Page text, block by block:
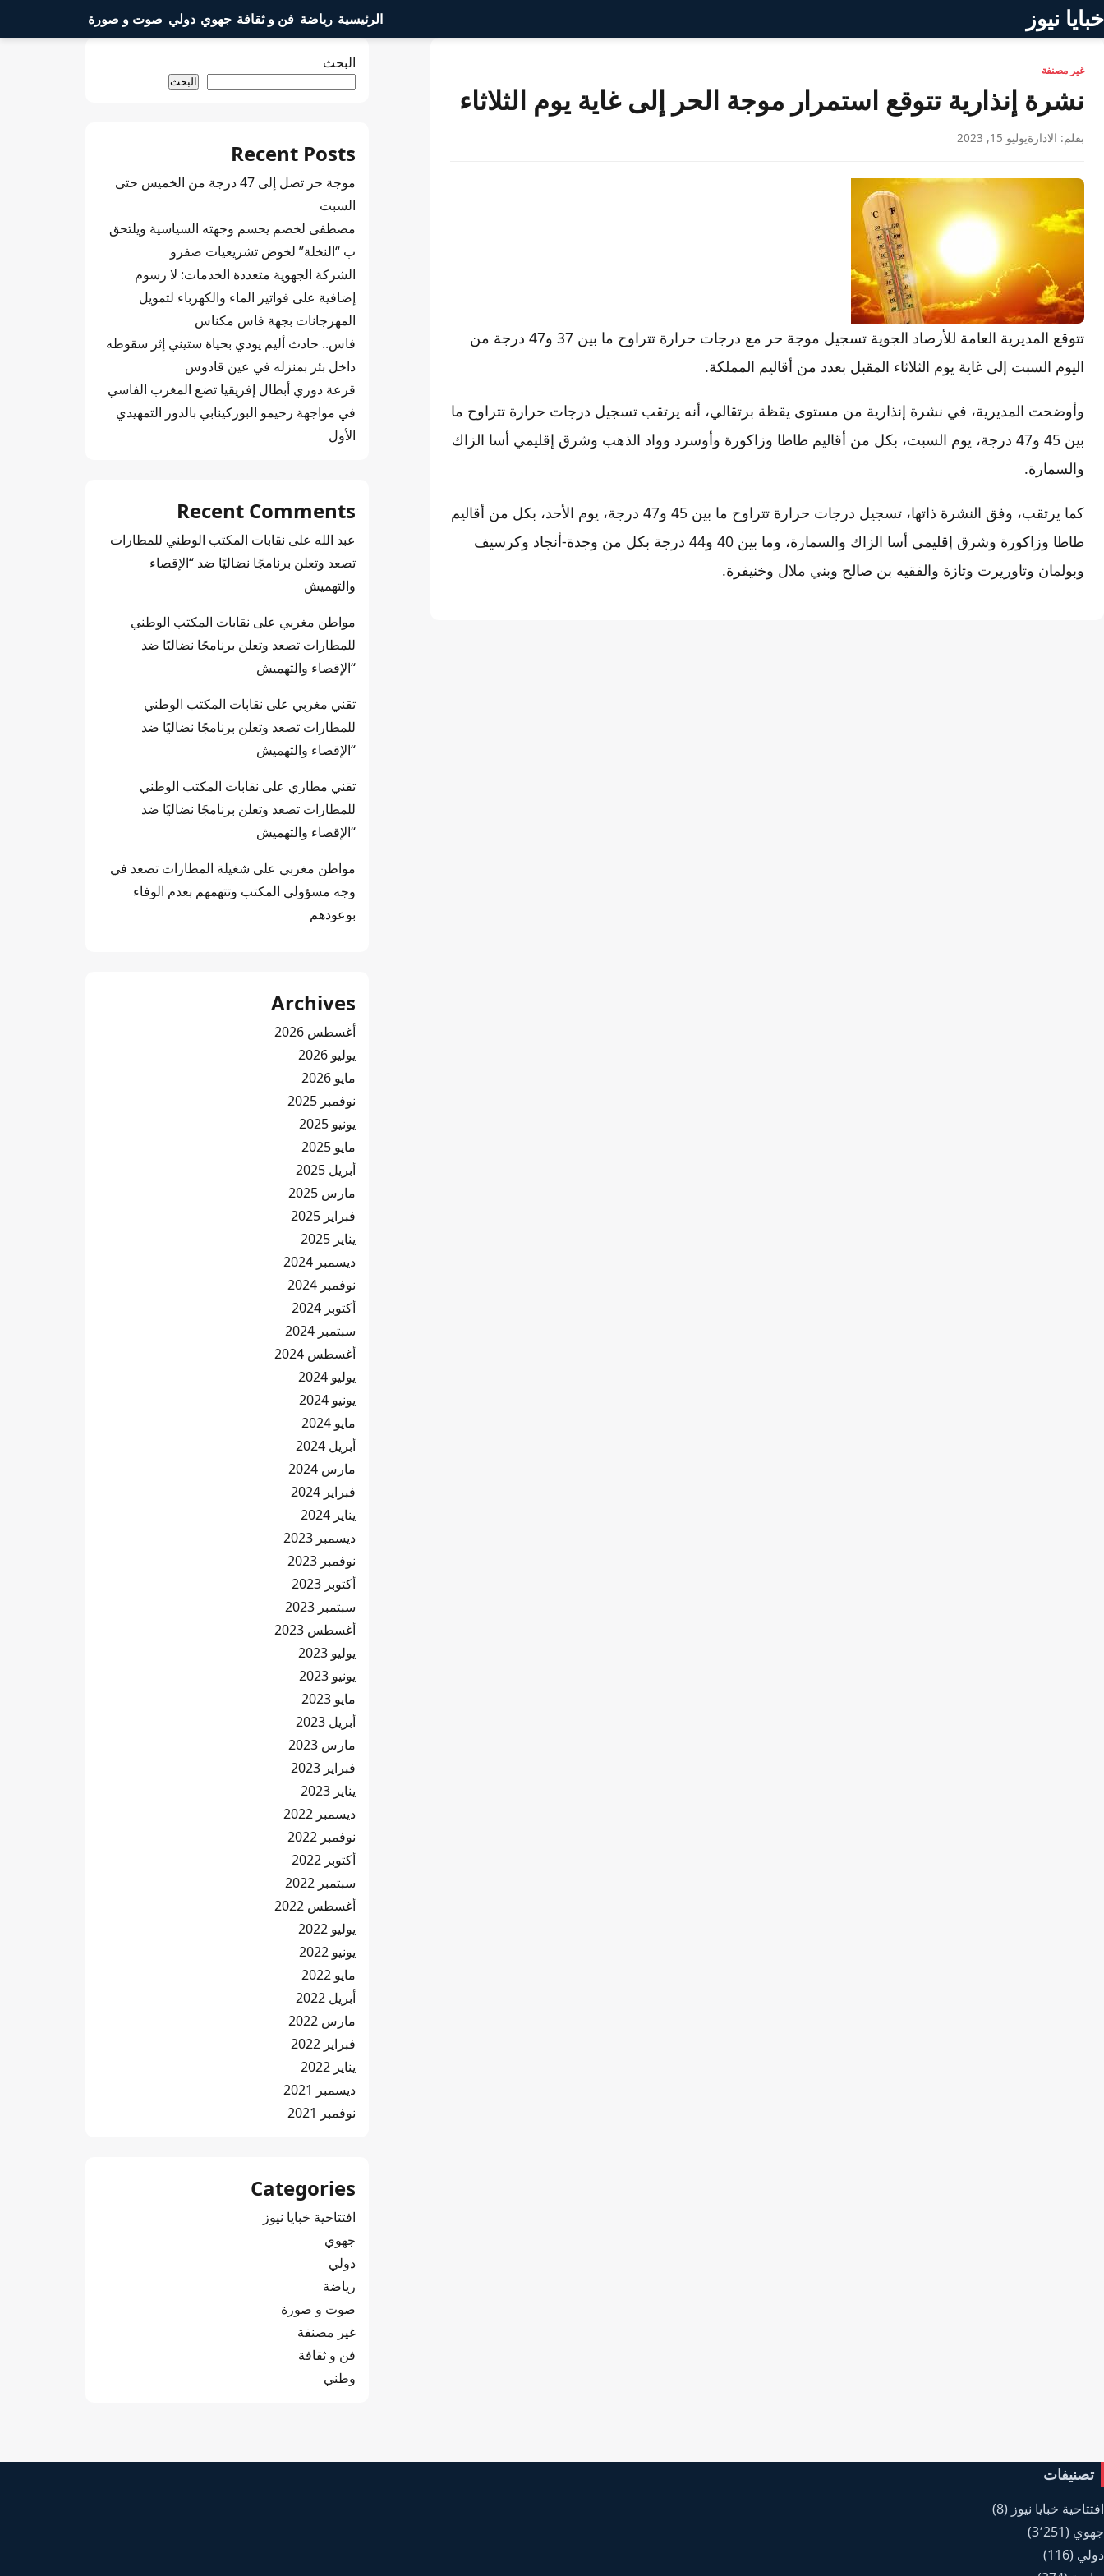
خبايا نيوز الرئيسية رياضة فن و ثقافة جهوي دولي صوت و صورة
غير مصنفة
نشرة إنذارية تتوقع استمرار موجة الحر إلى غاية يوم الثلاثاء
بقلم: الادارةيوليو 15, 2023
تتوقع المديرية العامة للأرصاد الجوية تسجيل موجة حر مع درجات حرارة تتراوح ما بين 37 و47 درجة من
اليوم السبت إلى غاية يوم الثلاثاء المقبل بعدد من أقاليم المملكة.
وأوضحت المديرية، في نشرة إنذارية من مستوى يقظة برتقالي، أنه يرتقب تسجيل درجات حرارة تتراوح ما
بين 45 و47 درجة، يوم السبت، بكل من أقاليم طاطا وزاكورة وأوسرد وواد الذهب وشرق إقليمي أسا الزاك
والسمارة.
كما يرتقب، وفق النشرة ذاتها، تسجيل درجات حرارة تتراوح ما بين 45 و47 درجة، يوم الأحد، بكل من أقاليم
طاطا وزاكورة وشرق إقليمي أسا الزاك والسمارة، وما بين 40 و44 درجة بكل من وجدة-أنجاد وكرسيف
وبولمان وتاوريرت وتازة والفقيه بن صالح وبني ملال وخنيفرة.
البحث
البحث
Recent Posts
موجة حر تصل إلى 47 درجة من الخميس حتى
السبت
مصطفى لخصم يحسم وجهته السياسية ويلتحق
ب “النخلة” لخوض تشريعيات صفرو
الشركة الجهوية متعددة الخدمات: لا رسوم
إضافية على فواتير الماء والكهرباء لتمويل
المهرجانات بجهة فاس مكناس
فاس.. حادث أليم يودي بحياة ستيني إثر سقوطه
داخل بئر بمنزله في عين قادوس
قرعة دوري أبطال إفريقيا تضع المغرب الفاسي
في مواجهة رحيمو البوركينابي بالدور التمهيدي
الأول
Recent Comments
عبد الله على نقابات المكتب الوطني للمطارات
تصعد وتعلن برنامجًا نضاليًا ضد “الإقصاء
والتهميش
مواطن مغربي على نقابات المكتب الوطني
للمطارات تصعد وتعلن برنامجًا نضاليًا ضد
“الإقصاء والتهميش
تقني مغربي على نقابات المكتب الوطني
للمطارات تصعد وتعلن برنامجًا نضاليًا ضد
“الإقصاء والتهميش
تقني مطاري على نقابات المكتب الوطني
للمطارات تصعد وتعلن برنامجًا نضاليًا ضد
“الإقصاء والتهميش
مواطن مغربي على شغيلة المطارات تصعد في
وجه مسؤولي المكتب وتتهمهم بعدم الوفاء
بوعودهم
Archives
أغسطس 2026
يوليو 2026
مايو 2026
نوفمبر 2025
يونيو 2025
مايو 2025
أبريل 2025
مارس 2025
فبراير 2025
يناير 2025
ديسمبر 2024
نوفمبر 2024
أكتوبر 2024
سبتمبر 2024
أغسطس 2024
يوليو 2024
يونيو 2024
مايو 2024
أبريل 2024
مارس 2024
فبراير 2024
يناير 2024
ديسمبر 2023
نوفمبر 2023
أكتوبر 2023
سبتمبر 2023
أغسطس 2023
يوليو 2023
يونيو 2023
مايو 2023
أبريل 2023
مارس 2023
فبراير 2023
يناير 2023
ديسمبر 2022
نوفمبر 2022
أكتوبر 2022
سبتمبر 2022
أغسطس 2022
يوليو 2022
يونيو 2022
مايو 2022
أبريل 2022
مارس 2022
فبراير 2022
يناير 2022
ديسمبر 2021
نوفمبر 2021
Categories
افتتاحية خبايا نيوز
جهوي
دولي
رياضة
صوت و صورة
غير مصنفة
فن و ثقافة
وطني
تصنيفات
افتتاحية خبايا نيوز (8)
جهوي (3٬251)
دولي (116)